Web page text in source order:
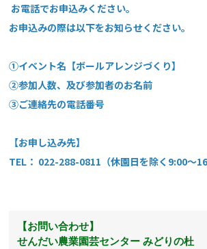
お電話でお申込みください。
お申込みの際は以下をお知らせください。
①イベント名【ボールアレンジづくり】
②参加人数、及び参加者のお名前
③ご連絡先の電話番号
【お申し込み先】
TEL： 022-288-0811（休園日を除く9:00～
【お問い合わせ】
せんだい農業園芸センター みどりの杜